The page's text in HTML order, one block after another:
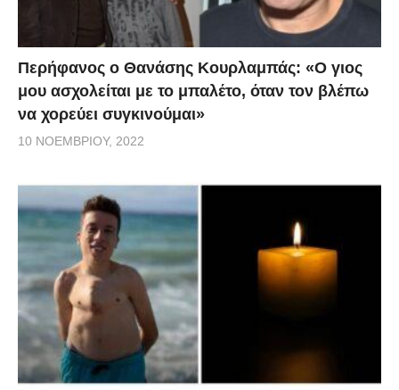
Περήφανος ο Θανάσης Κουρλαμπάς: «Ο γιος
μου ασχολείται με το μπαλέτο, όταν τον βλέπω
να χορεύει συγκινούμαι»
10 ΝΟΕΜΒΡΊΟΥ, 2022